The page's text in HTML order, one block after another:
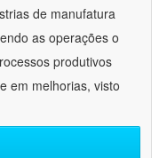
de manufatura
as operações o
produtivos
em melhorias, visto